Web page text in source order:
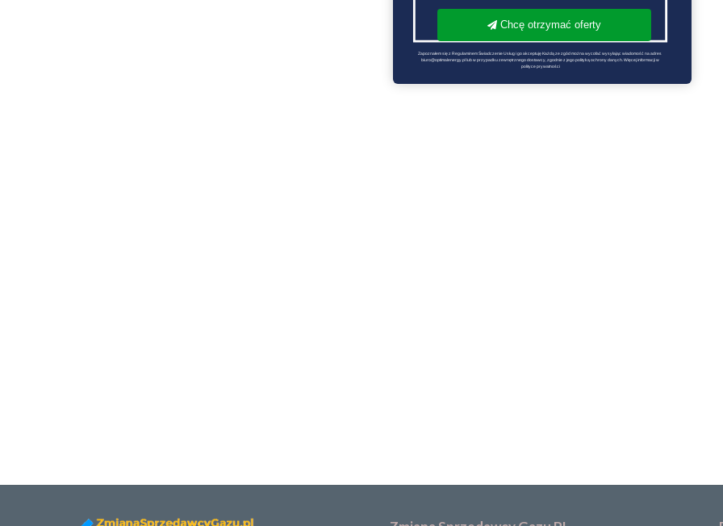
Chcę otrzymać oferty
Zapoznałem się z Regulaminem Świadczenie Usług i go akceptuję Każdą ze zgód można wycofać wysyłając wiadomość na adres
biuro@optimalenergy.pl lub w przypadku zewnętrznego dostawcy, zgodnie z jego polityką ochrony danych. Więcej informacji w
polityce prywatności